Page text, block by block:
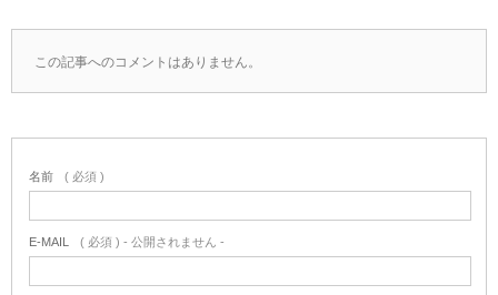
この記事へのコメントはありません。
名前 ( 必須 )
E-MAIL ( 必須 ) - 公開されません -